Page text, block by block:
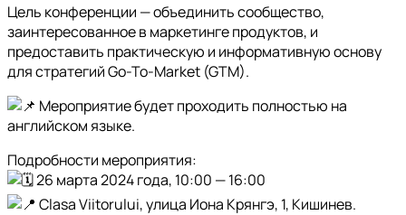
Цель конференции — объединить сообщество,
заинтересованное в маркетинге продуктов, и
предоставить практическую и информативную основу
для стратегий Go-To-Market (GTM).
Мероприятие будет проходить полностью на
английском языке.
Подробности мероприятия:
26 марта 2024 года, 10:00 — 16:00
Clasa Viitorului, улица Иона Крянгэ, 1, Кишинев.